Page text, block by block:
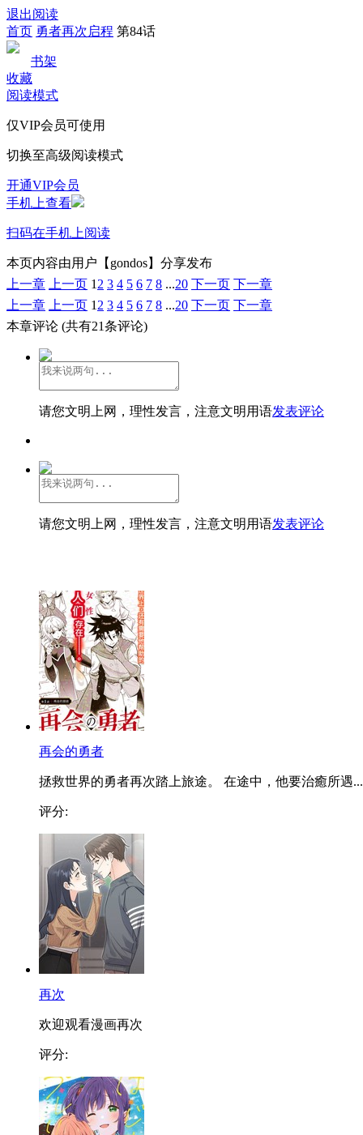
退出阅读
首页 勇者再次启程 第84话
书架
收藏
阅读模式
仅VIP会员可使用
切换至高级阅读模式
开通VIP会员
手机上查看
扫码在手机上阅读
本页内容由用户【gondos】分享发布
上一章
上一页 1 2 3 4 5 6 7 8 ...20 下一页 下一章
上一章
上一页 1 2 3 4 5 6 7 8 ...20 下一页 下一章
本章评论 (共有21条评论)
请您文明上网，理性发言，注意文明用语发表评论
请您文明上网，理性发言，注意文明用语发表评论
再会的勇者
拯救世界的勇者再次踏上旅途。 在途中，他要治癒所遇...
评分:
再次
欢迎观看漫画再次
评分: